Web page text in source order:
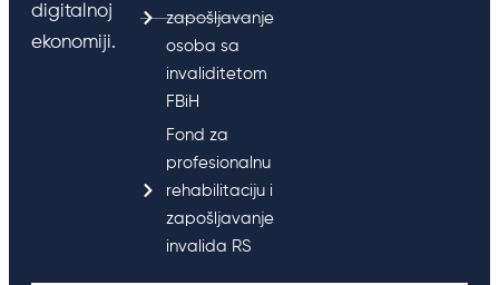
digitalnoj
ekonomiji.
zapošljavanje
osoba sa
invaliditetom
FBiH
Fond za
profesionalnu
rehabilitaciju i
zapošljavanje
invalida RS